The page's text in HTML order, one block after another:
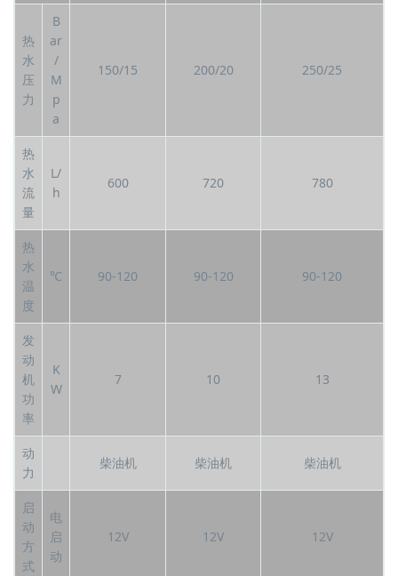
热
水
压
力
B
ar
/
M
p
a
150/15 200/20 250/25
热
水
流
量
L/
h
600 720 780
热
水
温
度
℃ 90-120 90-120 90-120
发
动
机
功
率
K
W
7 10 13
动
力
柴油机 柴油机 柴油机
启
动
方
式
电
启
动
12V 12V 12V